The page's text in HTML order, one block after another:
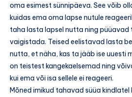
oma esimest sünnipäeva. See võib
kuidas ema oma lapse nutule
taha lasta lapsel nutta ning püüavad
vaigistada. Teised eelistavad lasta
nutta, et näha, kas ta jääb ise uuesti
on teistest kangekaelsemad ning
kui ema või isa sellele ei reageeri.
Mõned imikud tahavad süüa kindlatel